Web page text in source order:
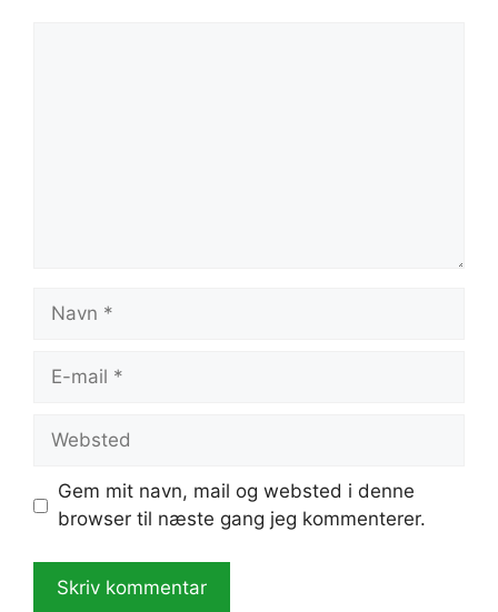
Navn
Websted
Gem mit navn, mail og websted i denne
browser til næste gang jeg kommenterer.